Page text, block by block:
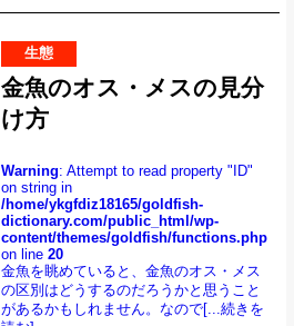
生態
金魚のオス・メスの見分
け方
Warning: Attempt to read property "ID"
on string in
/home/ykgfdiz18165/goldfish-
dictionary.com/public_html/wp-
content/themes/goldfish/functions.php
on line20
金魚を眺めていると、金魚のオス・メス
の区別はどうするのだろうかと思うこと
があるかもしれません。なので[...続きを